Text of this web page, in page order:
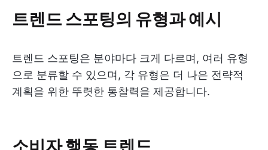
트렌드 스포팅의 유형과 예시
트렌드 스포팅은 분야마다 크게 다르며, 여러 유형
으로 분류할 수 있으며, 각 유형은 더 나은 전략적
계획을 위한 뚜렷한 통찰력을 제공합니다.
소비자 행동 트렌드